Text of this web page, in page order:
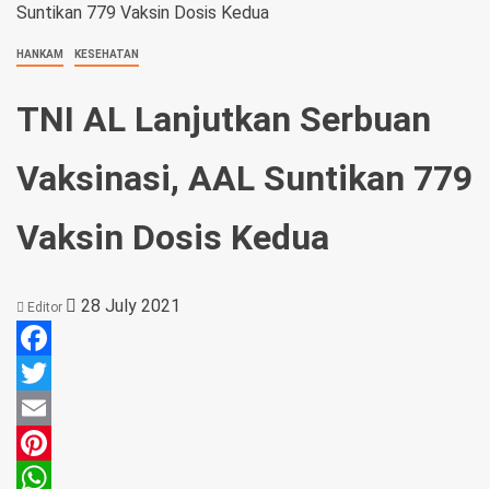
Suntikan 779 Vaksin Dosis Kedua
HANKAM KESEHATAN
TNI AL Lanjutkan Serbuan
Vaksinasi, AAL Suntikan 779
Vaksin Dosis Kedua
Editor 28 July 2021
Facebook
Twitter
Email
Pinterest